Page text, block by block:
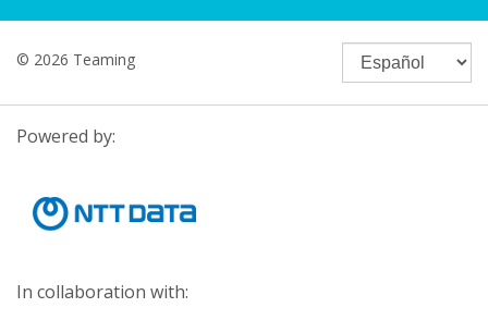
© 2026 Teaming
Powered by:
In collaboration with: